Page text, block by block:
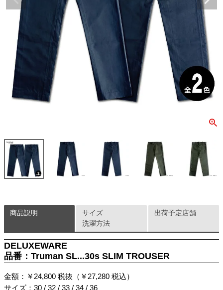
商品説明
DELUXEWARE
品番：Truman SL...30s SLIM TROUSER
金額：￥24,800 税抜（￥27,280 税込）
サイズ：30 / 32 / 33 / 34 / 36
サイズ
洗濯方法
出荷予定店舗